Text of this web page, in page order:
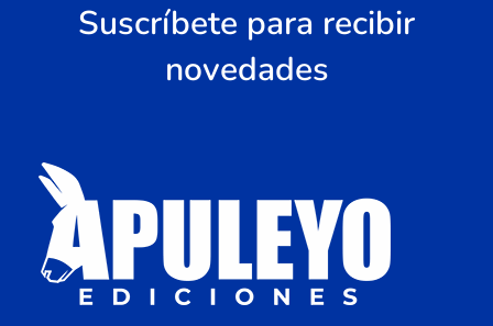
Suscríbete para recibir
novedades